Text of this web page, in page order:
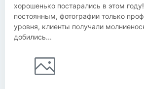
хорошенько постарались в этом
постоянным, фотографии только
уровня, клиенты получали
добились...